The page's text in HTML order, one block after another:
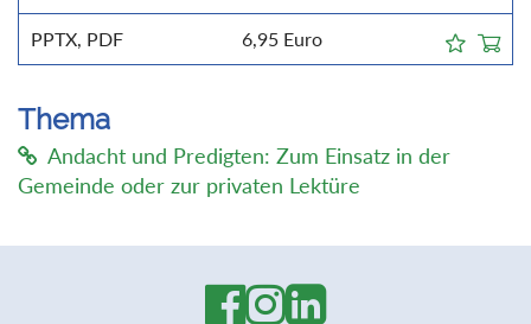
PPTX, PDF 6,95 Euro
Thema
Andacht und Predigten: Zum Einsatz in der
Gemeinde oder zur privaten Lektüre